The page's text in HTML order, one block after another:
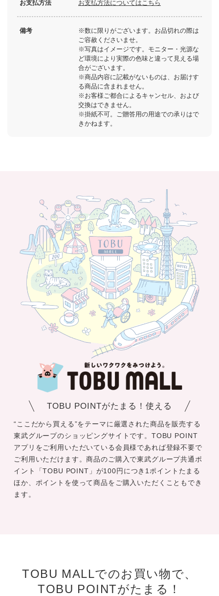
お支払方法 お支払方法についてはこちら
備考
※数に限りがございます。お品切れの際は
ご容赦くださいませ。
※写真はイメージです。モニター・光源な
ど環境により実際の色味と違って見える場
合がございます。
※商品内容に記載がないものは、お届けす
る商品に含まれません。
※お客様ご都合によるキャンセル、および
交換はできません。
※掛紙不可。ご贈答用の用途での承りはで
きかねます。
TOBU POINTがたまる！使える
“ここだから買える”をテーマに厳選された商品を販売する
東武グループのショッピングサイトです。TOBU POINT
アプリをご利用いただいている会員様であれば登録不要で
ご利用いただけます。商品のご購入で東武グループ共通ポ
イント「TOBU POINT」が100円につき1ポイントたまる
ほか、ポイントを使って商品をご購入いただくこともでき
ます。
TOBU MALLでのお買い物で、
TOBU POINTがたまる！